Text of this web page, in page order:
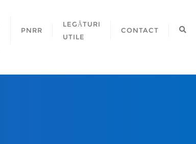
PNRR
LEGĂTURI
UTILE
CONTACT